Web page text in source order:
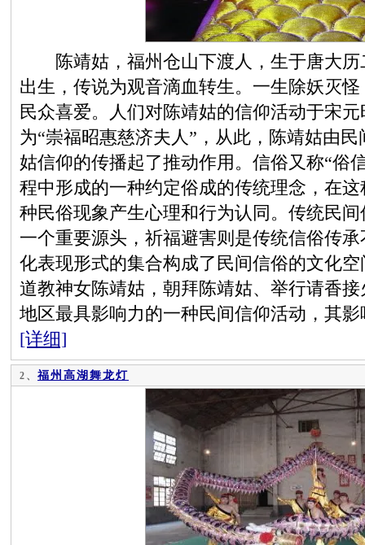
陈靖姑，福州仓山下渡人，生于唐大历
出生，传说为观音滴血转生。一生除妖灭
民众喜爱。人们对陈靖姑的信仰活动于宋
为“崇福昭惠慈济夫人”，从此，陈靖姑由
姑信仰的传播起了推动作用。信俗又称“俗
程中形成的一种约定俗成的传统理念，在
种民俗现象产生心理和行为认同。传统民
一个重要源头，祈福避害则是传统信俗传
化表现形式的集合构成了民间信俗的文化
道教神女陈靖姑，朝拜陈靖姑、举行请香
地区最具影响力的一种民间信仰活动，其
[详细]
2、 福州高湖舞龙灯